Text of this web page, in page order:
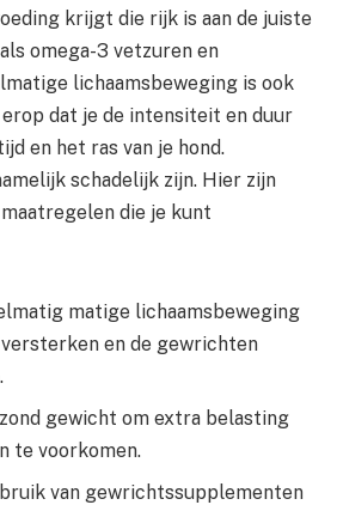
krijgt die rijk is aan de juiste
omega-3 vetzuren en
lichaamsbeweging is ook
dat je de intensiteit en duur
en het ras van je hond.
schadelijk zijn. Hier zijn
die je kunt
matige lichaamsbeweging
en de gewrichten
gewicht om extra belasting
te voorkomen.
van gewrichtssupplementen